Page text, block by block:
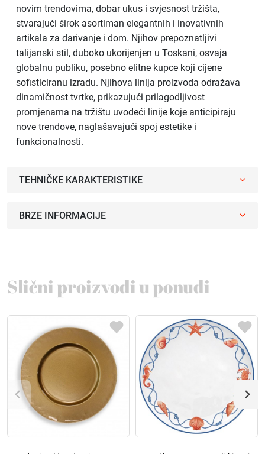
novim trendovima, dobar ukus i svjesnost tržišta,
stvarajući širok asortiman elegantnih i inovativnih
artikala za darivanje i dom. Njihov prepoznatljivi
talijanski stil, duboko ukorijenjen u Toskani, osvaja
globalnu publiku, posebno elitne kupce koji cijene
sofisticiranu izradu. Njihova linija proizvoda odražava
dinamičnost tvrtke, prikazujući prilagodljivost
promjenama na tržištu uvodeći linije koje anticipiraju
nove trendove, naglašavajući spoj estetike i
funkcionalnosti.
TEHNIČKE KARAKTERISTIKE
BRZE INFORMACIJE
Slični proizvodi u ponudi